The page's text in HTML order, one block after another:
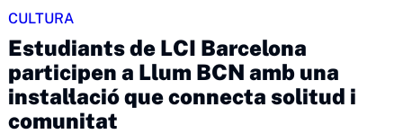
CULTURA
Estudiants de LCI Barcelona
participen a Llum BCN amb una
instal·lació que connecta solitud i
comunitat